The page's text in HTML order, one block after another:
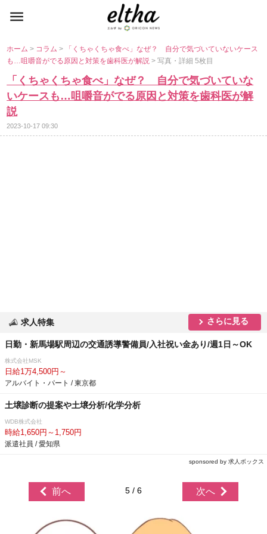
ホーム> コラム>
「くちゃくちゃ食べ」なぜ？ 自分で気づいていないケース
も…咀嚼音がでる原因と対策を歯科医が解説> 写真・詳細 5枚目
「くちゃくちゃ食べ」なぜ？ 自分で気づいていな
いケースも…咀嚼音がでる原因と対策を歯科医が解
説
2023-10-17 09:30
求人特集 さらに見る
日勤・新馬場駅周辺の交通誘導警備員/入社祝い金あり/週1日～OK
株式会社MSK
日給1万4,500円～
アルバイト・パート / 東京都
土壌診断の提案や土壌分析/化学分析
WDB株式会社
時給1,650円～1,750円
派遣社員 / 愛知県
sponsored by 求人ボックス
前へ 5 / 6 次へ